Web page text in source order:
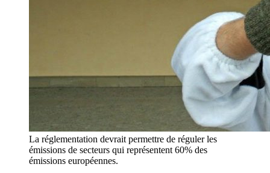
La réglementation devrait permettre de réguler les
émissions de secteurs qui représentent 60% des
émissions européennes.